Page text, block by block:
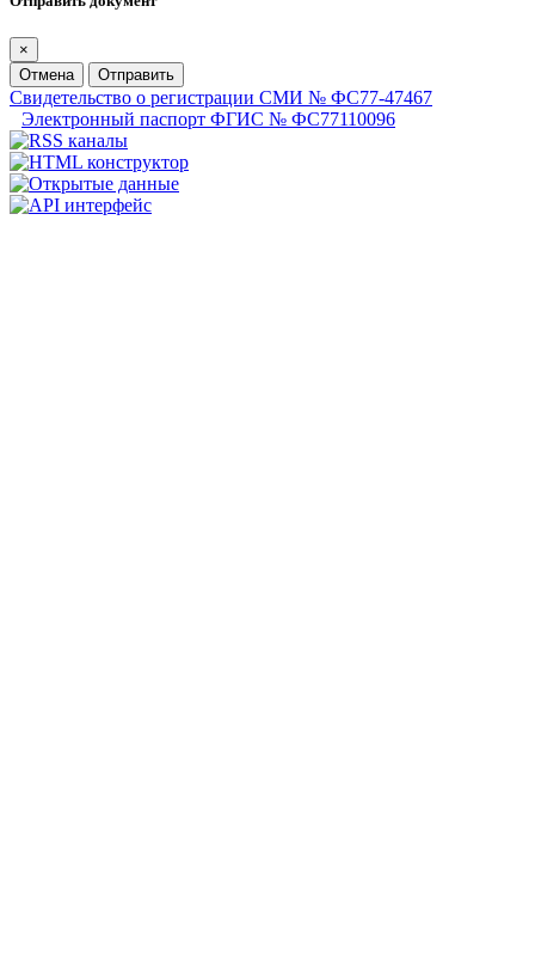
×
Отмена
Отправить
Свидетельство о регистрации СМИ № ФС77-47467
Электронный паспорт ФГИС № ФС77110096